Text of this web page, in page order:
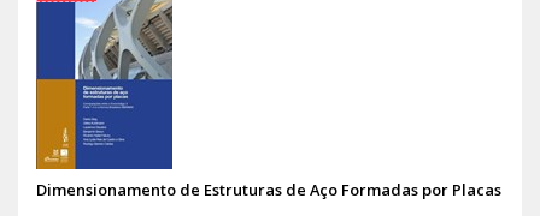
Dimensionamento de Estruturas de Aço Formadas por Placas